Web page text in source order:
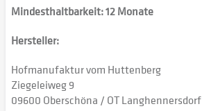
Mindesthaltbarkeit: 12 Monate
Hersteller:
Hofmanufaktur vom Huttenberg
Ziegeleiweg 9
09600 Oberschöna / OT Langhennersdorf